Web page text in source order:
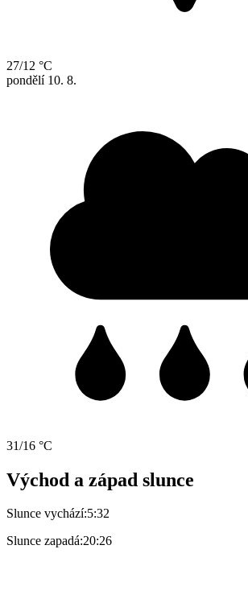
27/12 °C
pondělí 10. 8.
31/16 °C
Východ a západ slunce
Slunce vychází:5:32
Slunce zapadá:20:26